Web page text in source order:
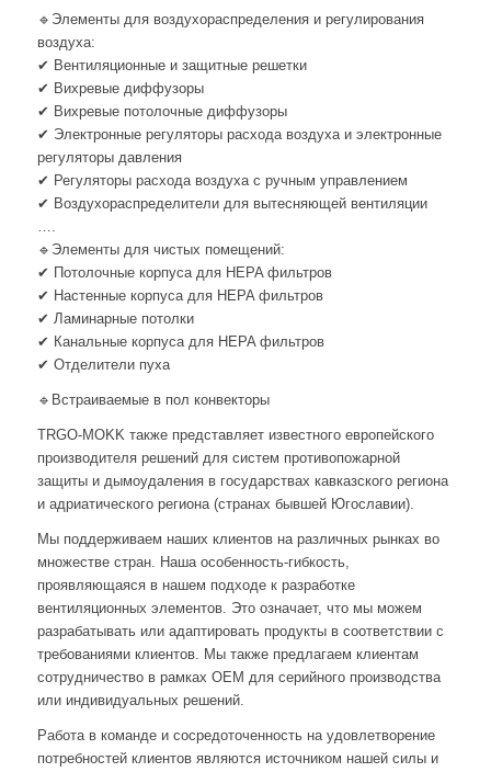
🔹Элементы для воздухораспределения и регулирования
воздуха:
✔ Вентиляционные и защитные решетки
✔ Вихревые диффузоры
✔ Вихревые потолочные диффузоры
✔ Электронные регуляторы расхода воздуха и электронные
регуляторы давления
✔ Регуляторы расхода воздуха с ручным управлением
✔ Воздухораспределители для вытесняющей вентиляции
….
🔹Элементы для чистых помещений:
✔ Потолочные корпуса для HEPA фильтров
✔ Настенные корпуса для HEPA фильтров
✔ Ламинарные потолки
✔ Канальные корпуса для HEPA фильтров
✔ Отделители пуха
🔹Встраиваемые в пол конвекторы
TRGO-MOKK также представляет известного европейского
производителя решений для систем противопожарной
защиты и дымоудаления в государствах кавказского региона
и адриатического региона (странах бывшей Югославии).
Мы поддерживаем наших клиентов на различных рынках во
множестве стран. Наша особенность-гибкость,
проявляющаяся в нашем подходе к разработке
вентиляционных элементов. Это означает, что мы можем
разрабатывать или адаптировать продукты в соответствии с
требованиями клиентов. Мы также предлагаем клиентам
сотрудничество в рамках OEM для серийного производства
или индивидуальных решений.
Работа в команде и сосредоточенность на удовлетворение
потребностей клиентов являются источником нашей силы и